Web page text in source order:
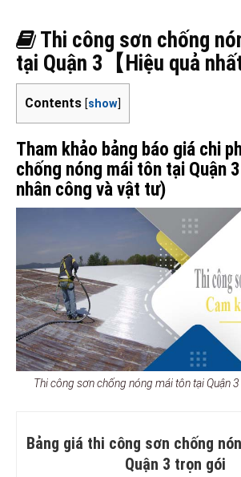
Thi công sơn chống
tại Quận 3【Hiệu quả nhất
Contents [show]
Tham khảo bảng báo giá chi
chống nóng mái tôn tại Quận
nhân công và vật tư)
Thi công sơn chống nóng mái tôn tại Quận 3
Bảng giá thi công sơn chống
Quận 3 trọn gói